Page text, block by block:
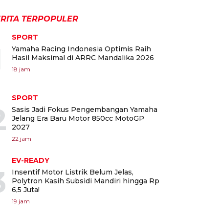
TERPOPULER
SPORT
Yamaha Racing Indonesia Optimis Raih
Hasil Maksimal di ARRC Mandalika 2026
18 jam
SPORT
Sasis Jadi Fokus Pengembangan Yamaha
Jelang Era Baru Motor 850cc MotoGP
2027
22 jam
EV-READY
Insentif Motor Listrik Belum Jelas,
Polytron Kasih Subsidi Mandiri hingga Rp
6,5 Juta!
19 jam